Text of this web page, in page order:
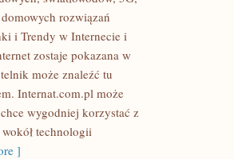
rozwiązań
i Trendy w Internecie i
zostaje pokazana w
może znaleźć tu
Internat.com.pl może
wygodniej korzystać z
technologii
]